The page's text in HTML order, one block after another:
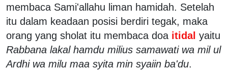
membaca Sami'allahu liman hamidah. Setelah
itu dalam keadaan posisi berdiri tegak, maka
orang yang sholat itu membaca doa itidal yaitu
Rabbana lakal hamdu milius samawati wa mil ul
Ardhi wa milu maa syita min syaiin ba'du.